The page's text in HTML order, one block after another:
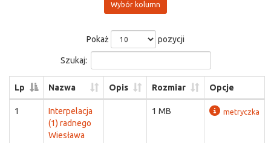
Wybór kolumn
Pokaż pozycji
Szukaj:
Lp Nazwa Opis Rozmiar Opcje
1
Interpelacja
(1) radnego
Wiesława
1 MB metryczka